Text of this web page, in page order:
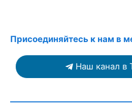
Присоединяйтесь к нам в
Наш канал в